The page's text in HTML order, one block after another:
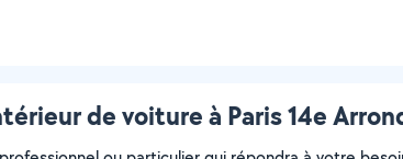
de voiture à Paris 14e